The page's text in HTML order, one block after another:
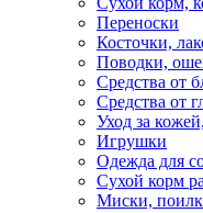
Переноски
Косточки,
Поводки,
Средства от
Средства от
Уход за
Игрушки
Одежда для
Сухой корм
Миски,